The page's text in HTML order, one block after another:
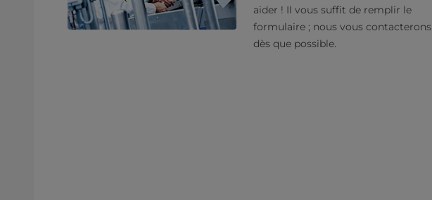
aider ! Il vous suffit de remplir le
formulaire ; nous vous contacterons
dès que possible.